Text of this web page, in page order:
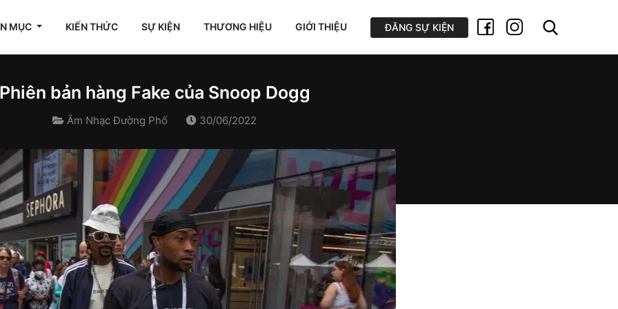
MỤC KIẾN THỨC SỰ KIỆN THƯƠNG HIỆU GIỚI THIỆU ĐĂNG SỰ KIỆN
bản hàng Fake của Snoop Dogg
Âm Nhạc Đường Phố 30/06/2022